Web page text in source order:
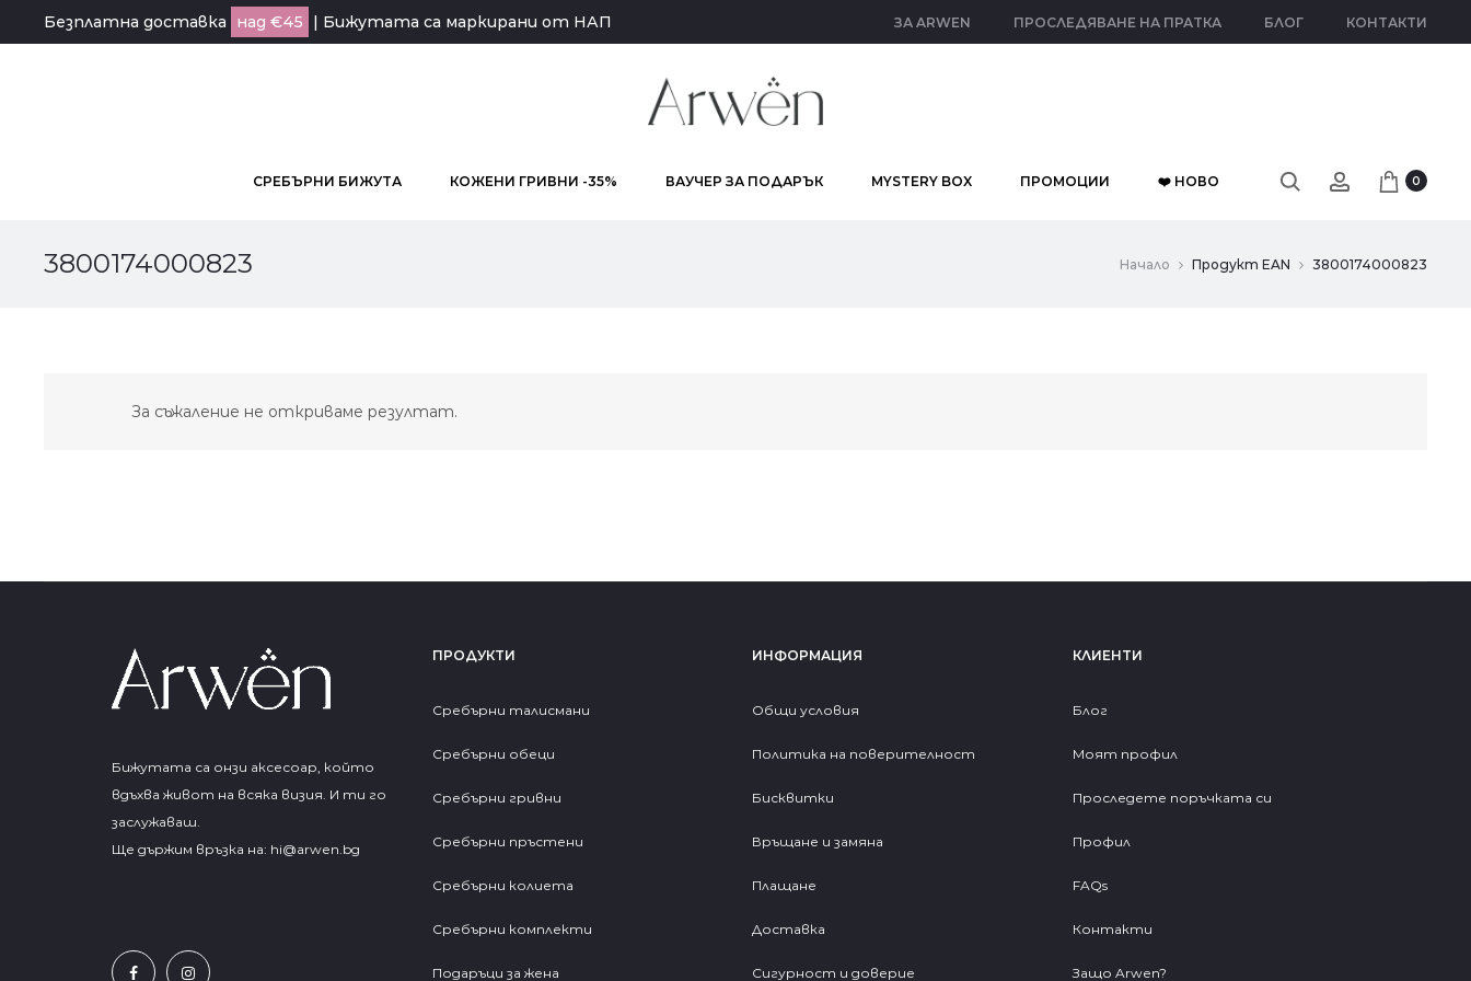
Безплатна доставка над €45 | Бижутата са маркирани от НАП ЗА ARWEN ПРОСЛЕДЯВАНЕ НА ПРАТКА БЛОГ КОНТАКТИ
СРЕБЪРНИ БИЖУТА КОЖЕНИ ГРИВНИ -35% ВАУЧЕР ЗА ПОДАРЪК MYSTERY BOX ПРОМОЦИИ ❤️ НОВО 0
3800174000823 Начало Продукт EAN 3800174000823
За съжаление не откриваме резултат.
Бижутата са онзи аксесоар, който
вдъхва живот на всяка визия. И ти го
заслужаваш.
Ще държим връзка на: hi@arwen.bg
ПРОДУКТИ
Сребърни талисмани
Сребърни обеци
Сребърни гривни
Сребърни пръстени
Сребърни колиета
Сребърни комплекти
Подаръци за жена
ИНФОРМАЦИЯ
Общи условия
Политика на поверителност
Бисквитки
Връщане и замяна
Плащане
Доставка
Сигурност и доверие
КЛИЕНТИ
Блог
Моят профил
Проследете поръчката си
Профил
FAQs
Контакти
Защо Arwen?